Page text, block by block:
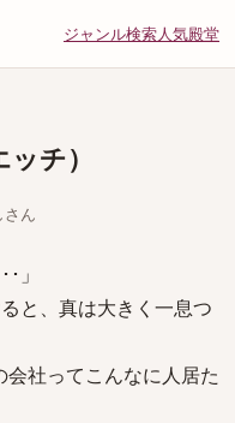
ジャンル検索人気殿堂
チ）
ん
」
と、真は大きく一息つ
社ってこんなに人居た